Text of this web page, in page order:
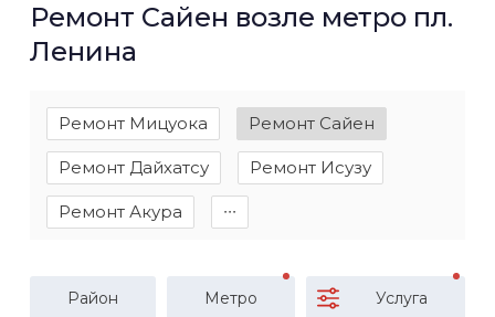
Ремонт Сайен возле метро пл.
Ленина
Ремонт Мицуока Ремонт Сайен
Ремонт Дайхатсу Ремонт Исузу
Ремонт Акура ∙∙∙
Район Метро Услуга